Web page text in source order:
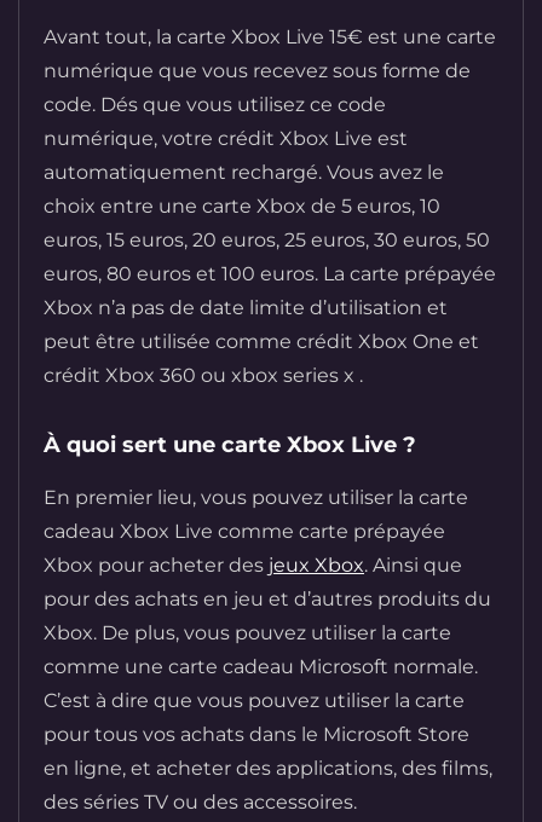
Avant tout, la carte Xbox Live 15€ est une carte
numérique que vous recevez sous forme de
code. Dés que vous utilisez ce code
numérique, votre crédit Xbox Live est
automatiquement rechargé. Vous avez le
choix entre une carte Xbox de 5 euros, 10
euros, 15 euros, 20 euros, 25 euros, 30 euros, 50
euros, 80 euros et 100 euros. La carte prépayée
Xbox n’a pas de date limite d’utilisation et
peut être utilisée comme crédit Xbox One et
crédit Xbox 360 ou xbox series x .
À quoi sert une carte Xbox Live ?
En premier lieu, vous pouvez utiliser la carte
cadeau Xbox Live comme carte prépayée
Xbox pour acheter des jeux Xbox. Ainsi que
pour des achats en jeu et d’autres produits du
Xbox. De plus, vous pouvez utiliser la carte
comme une carte cadeau Microsoft normale.
C’est à dire que vous pouvez utiliser la carte
pour tous vos achats dans le Microsoft Store
en ligne, et acheter des applications, des films,
des séries TV ou des accessoires.